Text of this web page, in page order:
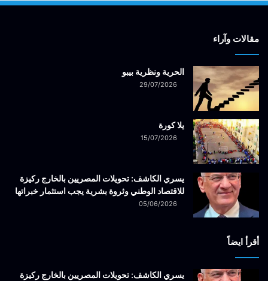
مقالات وآراء
الحرية ونظرية بيبو
29/07/2026
يلا كورة
15/07/2026
يسري الكاشف: تحويلات المصريين بالخارج ركيزة
للاقتصاد الوطني وثروة بشرية يجب استثمار خبراتها
05/06/2026
أقرأ ايضاً
يسري الكاشف: تحويلات المصريين بالخارج ركيزة